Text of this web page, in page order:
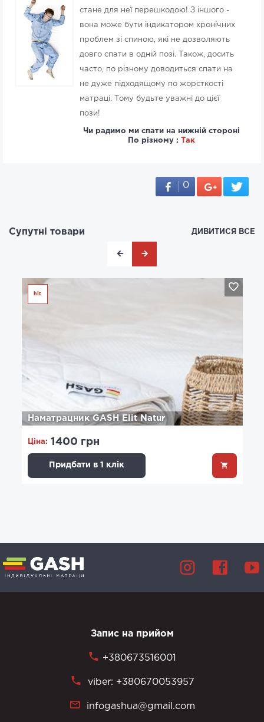
стане для неї перешкодою! З іншого -
вона може бути індикатором хронічних
проблем зі спиною, які не дозволяють
довго спати в одній позі. Також, досить
часто, по різному доводиться спати на
не дуже підходящому по жорсткості
матраці. Тому будьте уважні до цієї
пози!
Чи радимо ми спати на нижній стороні
По різному :
Так
0
Супутні товари ДИВИТИСЯ ВСЕ
hit
Наматрацник GASH Elit Natur
Ціна: 1400 грн
Придбати в 1 клік
Запис на прийом
+380673516001
viber: +380670053957
infogashua@gmail.com